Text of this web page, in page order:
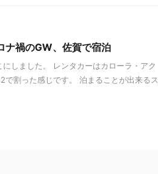
ナ禍のGW、佐賀で宿泊
しました。 レンタカーはカローラ・アク
割った感じです。 泊まることが出来るス